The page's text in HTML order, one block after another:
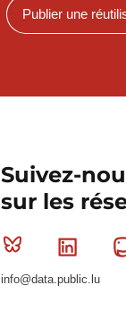
Publier une
Suivez-
sur les
Bluesky
info@data.public.lu